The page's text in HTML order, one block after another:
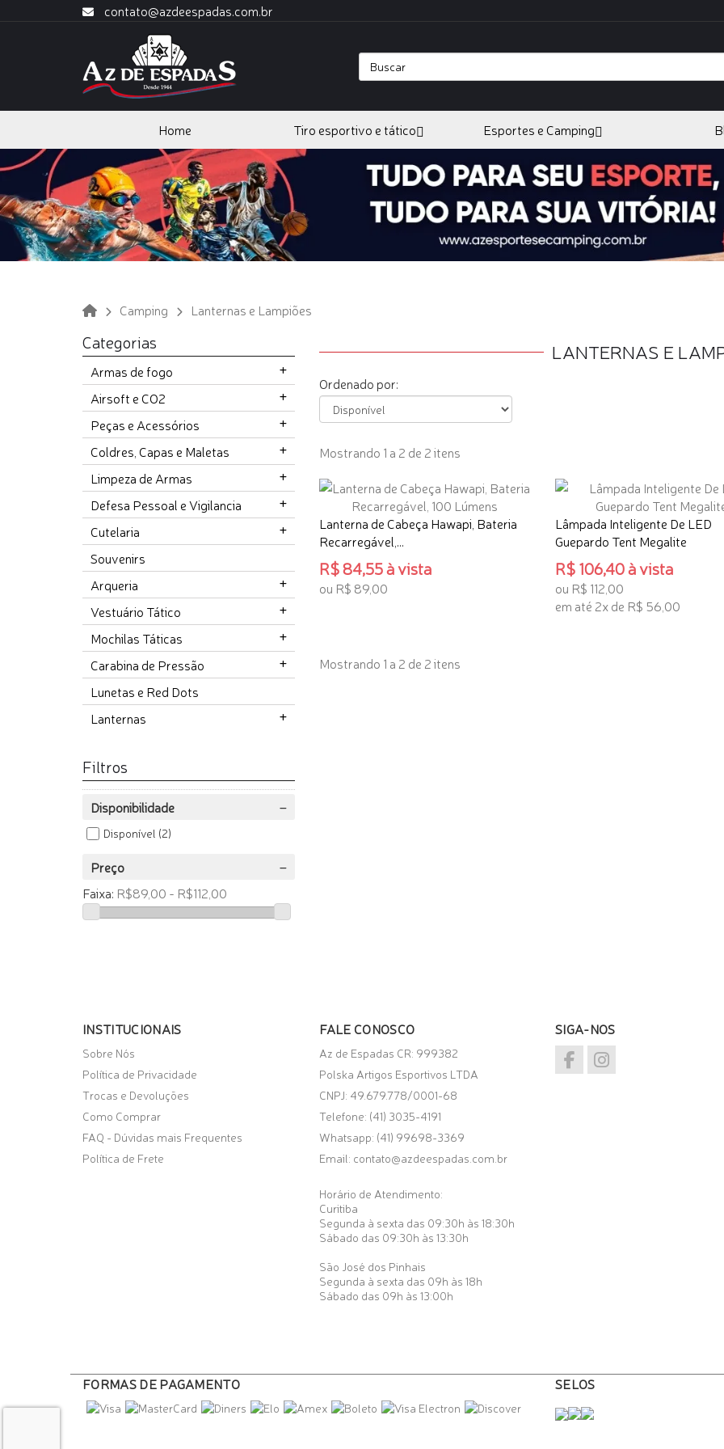
contato@azdeespadas.com.br
Home Tiro esportivo e tático Esportes e Camping
Camping Lanternas e Lampiões
Categorias
Armas de fogo
Airsoft e CO2
Peças e Acessórios
Coldres, Capas e Maletas
Limpeza de Armas
Defesa Pessoal e Vigilancia
Cutelaria
Souvenirs
Arqueria
Vestuário Tático
Mochilas Táticas
Carabina de Pressão
Lunetas e Red Dots
Lanternas
Filtros
Disponibilidade
Disponível (2)
Preço
Faixa: R$89,00 - R$112,00
LANTERNAS E
Ordenado por:
Mostrando 1 a 2 de 2 itens
Lanterna de Cabeça Hawapi, Bateria
Recarregável,...
R$ 84,55 à vista
ou R$ 89,00
Lâmpada Inteligente De LED
Guepardo Tent Megalite
R$ 106,40 à vista
ou R$ 112,00
em até 2x de R$ 56,00
Mostrando 1 a 2 de 2 itens
INSTITUCIONAIS
Sobre Nós
Política de Privacidade
Trocas e Devoluções
Como Comprar
FAQ - Dúvidas mais Frequentes
Política de Frete
FALE CONOSCO
Az de Espadas CR: 999382
Polska Artigos Esportivos LTDA
CNPJ: 49.679.778/0001-68
Telefone: (41) 3035-4191
Whatsapp: (41) 99698-3369
Email: contato@azdeespadas.com.br
Horário de Atendimento:
Curitiba
Segunda à sexta das 09:30h às 18:30h
Sábado das 09:30h às 13:30h
São José dos Pinhais
Segunda à sexta das 09h às 18h
Sábado das 09h às 13:00h
SIGA-NOS
FORMAS DE PAGAMENTO SELOS